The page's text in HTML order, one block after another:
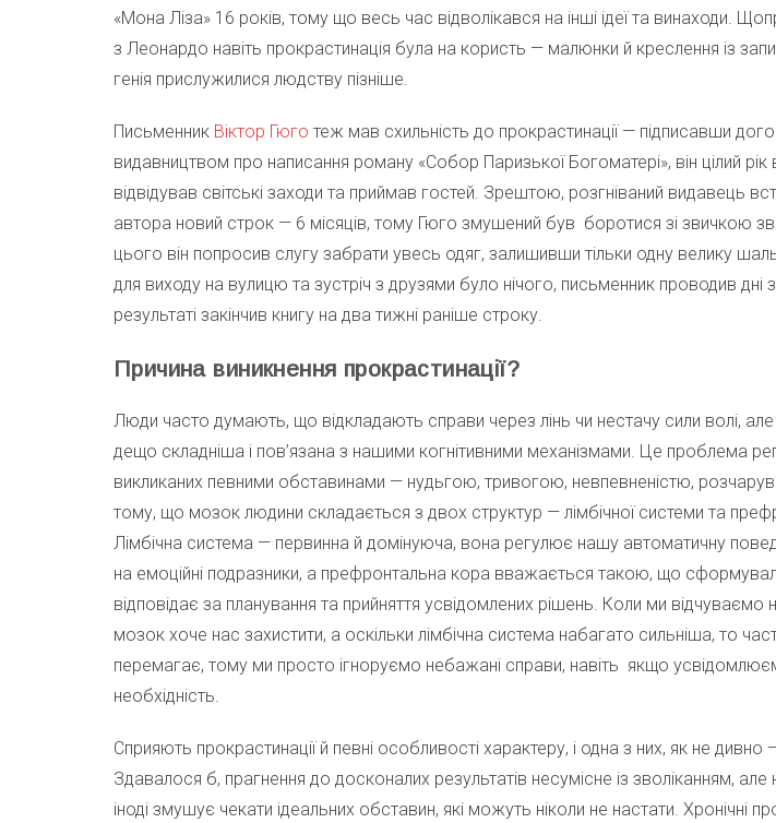
«Мона Ліза» 16 років, тому що весь час відволікався на інші ідеї та винаходи.
з Леонардо навіть прокрастинація була на користь — малюнки й креслення із
генія прислужилися людству пізніше.
Письменник Віктор Гюго теж мав схильність до прокрастинації — підписавши
видавництвом про написання роману «Собор Паризької Богоматері», він цілий рік
відвідував світські заходи та приймав гостей. Зрештою, розгніваний видавець
автора новий строк — 6 місяців, тому Гюго змушений був боротися зі звичкою
цього він попросив слугу забрати увесь одяг, залишивши тільки одну велику
для виходу на вулицю та зустріч з друзями було нічого, письменник проводив дні
результаті закінчив книгу на два тижні раніше строку.
Причина виникнення прокрастинації?
Люди часто думають, що відкладають справи через лінь чи нестачу сили волі,
дещо складніша і пов’язана з нашими когнітивними механізмами. Це проблема
викликаних певними обставинами — нудьгою, тривогою, невпевненістю,
тому, що мозок людини складається з двох структур — лімбічної системи та
Лімбічна система — первинна й домінуюча, вона регулює нашу автоматичну
на емоційні подразники, а префронтальна кора вважається такою, що
відповідає за планування та прийняття усвідомлених рішень. Коли ми відчуваємо
мозок хоче нас захистити, а оскільки лімбічна система набагато сильніша, то
перемагає, тому ми просто ігноруємо небажані справи, навіть якщо
необхідність.
Сприяють прокрастинації й певні особливості характеру, і одна з них, як не дивно
Здавалося б, прагнення до досконалих результатів несумісне із зволіканням, але
іноді змушує чекати ідеальних обставин, які можуть ніколи не настати. Хронічні